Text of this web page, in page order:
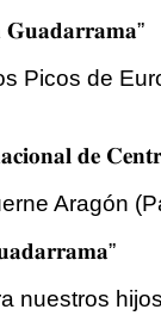
𝐆𝐮𝐚𝐝𝐚𝐫𝐫𝐚𝐦𝐚”
Picos de
𝐝𝐞
Aragón
nuestros